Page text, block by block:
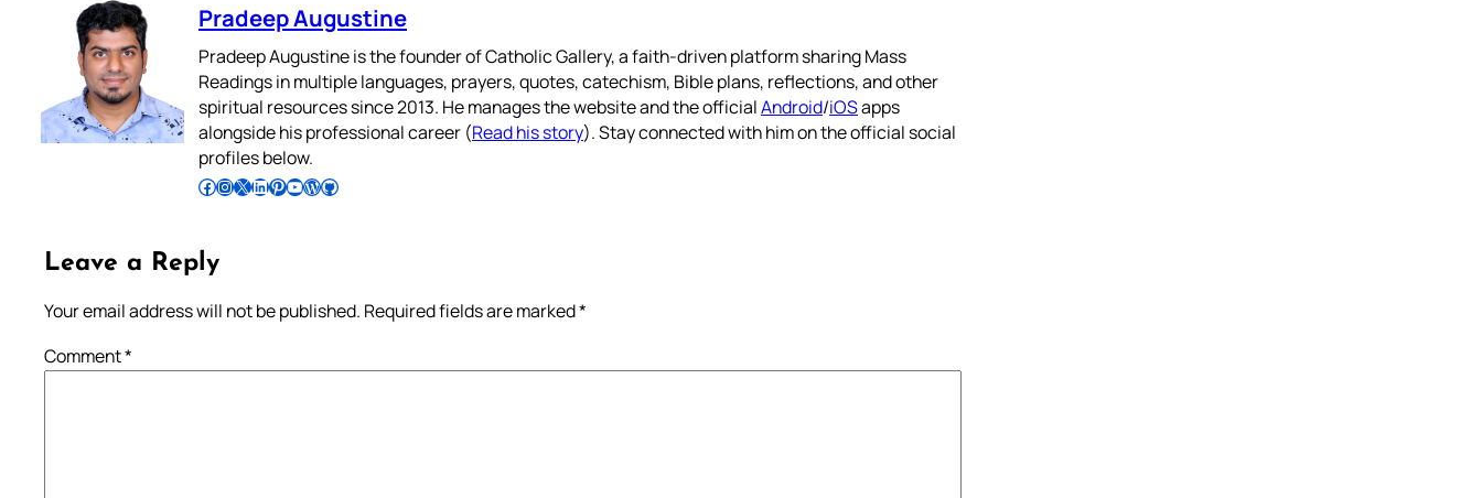
Pradeep Augustine
Pradeep Augustine is the founder of Catholic Gallery, a faith-driven platform sharing Mass
Readings in multiple languages, prayers, quotes, catechism, Bible plans, reflections, and other
spiritual resources since 2013. He manages the website and the officialAndroid/iOSapps
alongside his professional career (Read his story). Stay connected with him on the official social
profiles below.
Follow Pradeep on Facebook Follow Pradeep on InstagramFollow Pradeep on X Follow Pradeep on LinkedIn Follow Pradeep on Pinterest Subscribe to Pradeep’s Youtube Channel Follow Pradeep on WordPress Follow Pradeep on GitHub
Leave a Reply
Your email address will not be published. Required fields are marked*
Comment*